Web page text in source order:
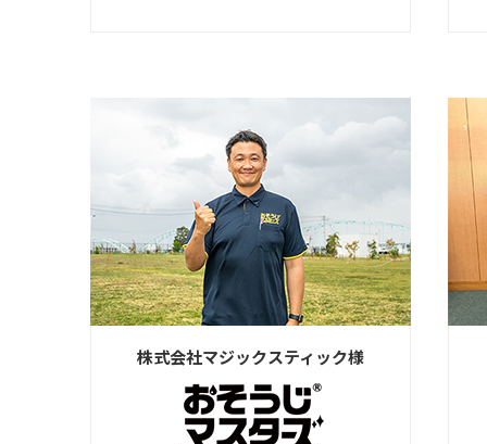
株式会社マジックスティック様